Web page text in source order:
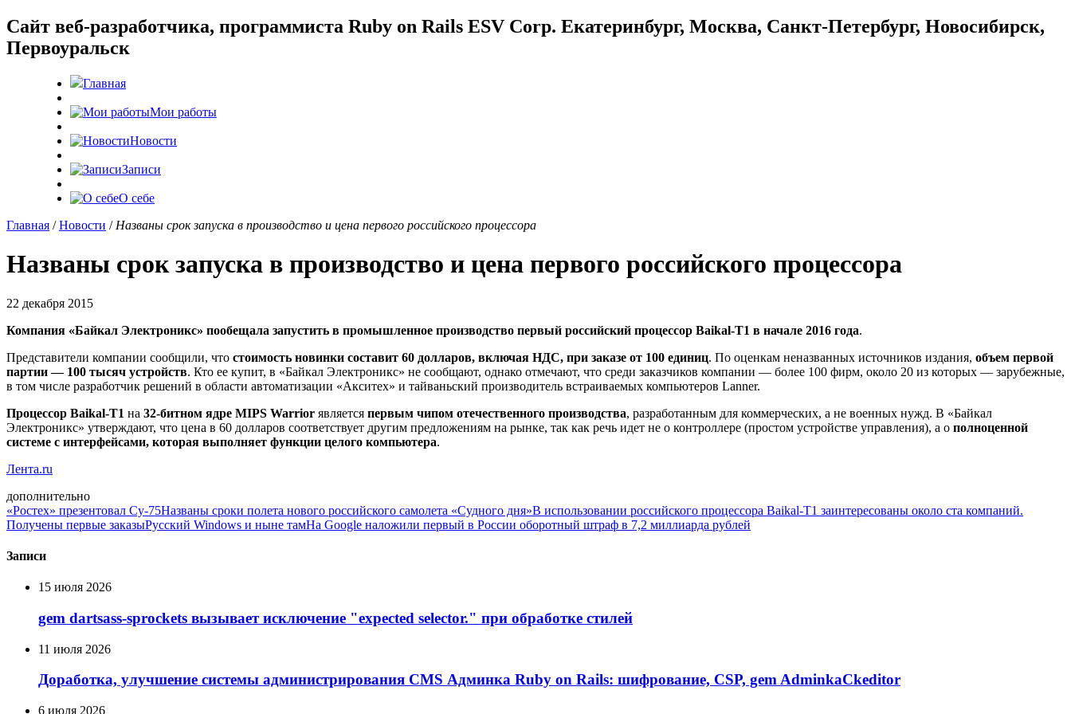
Cайт веб-разработчика, программиста Ruby on Rails ESV Corp. Екатеринбург, Москва, Санкт-Петербург, Новосибирск,
Первоуральск
Главная
Мои работы
Новости
Записи
О себе
Главная /Новости / Названы срок запуска в производство и цена первого российского процессора
Названы срок запуска в производство и цена первого российского процессора
22 декабря 2015
Компания «Байкал Электроникс» пообещала запустить в промышленное производство первый российский процессор Baikal-T1 в начале 2016 года.
Представители компании сообщили, что стоимость новинки составит 60 долларов, включая НДС, при заказе от 100 единиц. По оценкам неназванных источников издания, объем первой
партии — 100 тысяч устройств. Кто ее купит, в «Байкал Электроникс» не сообщают, однако отмечают, что среди заказчиков компании — более 100 фирм, около 20 из которых — зарубежные,
в том числе разработчик решений в области автоматизации «Акситех» и тайваньский производитель встраиваемых компьютеров Lanner.
Процессор Baikal-T1 на 32-битном ядре MIPS Warrior является первым чипом отечественного производства, разработанным для коммерческих, а не военных нужд. В «Байкал
Электроникс» утверждают, что цена в 60 долларов соответствует другим предложениям на рынке, так как речь идет не о контроллере (простом устройстве управления), а о полноценной
системе с интерфейсами, которая выполняет функции целого компьютера.
Лента.ru
дополнительно
«Ростех» презентовал Су-75Названы сроки полета нового российского самолета «Судного дня»В использовании российского процессора Baikal-Т1 заинтересованы около ста компаний.
Получены первые заказыРусский Windows и ныне тамНа Google наложили первый в России оборотный штраф в 7,2 миллиарда рублей
Записи
15 июля 2026
gem dartsass-sprockets вызывает исключение "expected selector." при обработке стилей
11 июля 2026
Доработка, улучшение системы администрирования CMS Админка Ruby on Rails: шифрование, CSP, gem AdminkaCkeditor
6 июля 2026